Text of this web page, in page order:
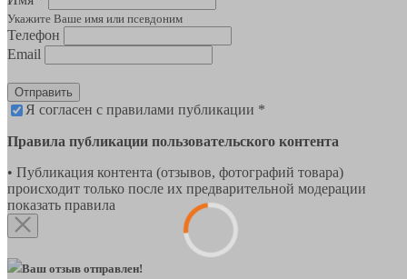
Укажите Ваше имя или псевдоним
Телефон
Email
Отправить
Я согласен с правилами публикации *
Правила публикации пользовательского контента
• Публикация контента (отзывов, фотографий товара)
происходит только после их предварительной модерации
показать правила
Ваш отзыв отправлен!